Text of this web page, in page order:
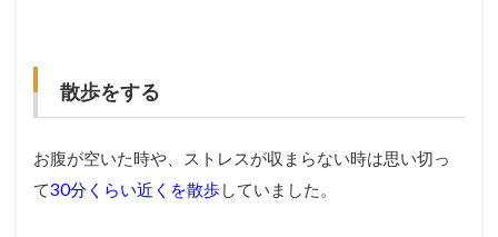
散歩をする
お腹が空いた時や、ストレスが収まらない時は思い切っ
て30分くらい近くを散歩していました。